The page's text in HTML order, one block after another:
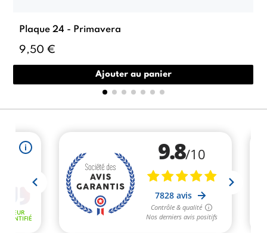
Plaque 24 - Primavera
9,50 €
Ajouter au panier